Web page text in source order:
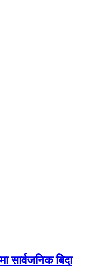
सार्वजनिक बिदा